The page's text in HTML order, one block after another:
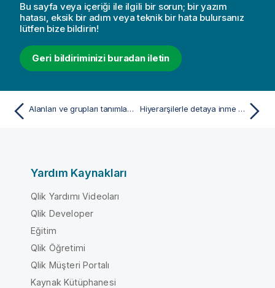
Bu sayfa veya içeriği ile ilgili bir sorun; bir yazım
hatası, eksik bir adım veya teknik bir hata bulursanız
lütfen bize bildirin!
Geri bildiriminizi buradan iletin
Alanları ve grupları tanımlama Hiyerarşilerle detaya inme analizi oluşturma
Yardım Kaynakları
Qlik Yardımı Videoları
Qlik Developer
Eğitim
Qlik Öğretimi
Qlik Müşteri Portalı
Kaynak Kütüphanesi